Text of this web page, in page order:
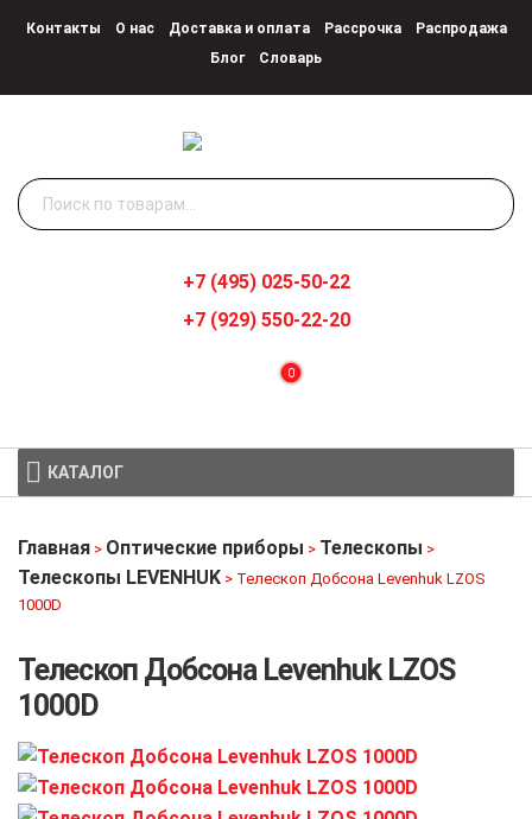
Контакты О нас Доставка и оплата Рассрочка
Распродажа
Блог
Словарь
Искать:
0
+7 (495) 025-50-22
+7 (929) 550-22-20
КАТАЛОГ
Главная > Оптические приборы > Телескопы >
Телескопы LEVENHUK > Телескоп Добсона Levenhuk LZOS
1000D
Телескоп Добсона Levenhuk LZOS
1000D